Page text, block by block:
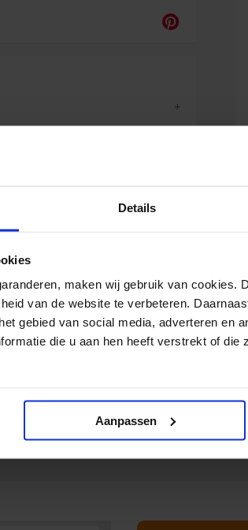
Details
maken wij gebruik van cookies.
van de website te verbeteren.
gebied van social media, adverteren en
die u aan hen heeft verstrekt of die
Aanpassen